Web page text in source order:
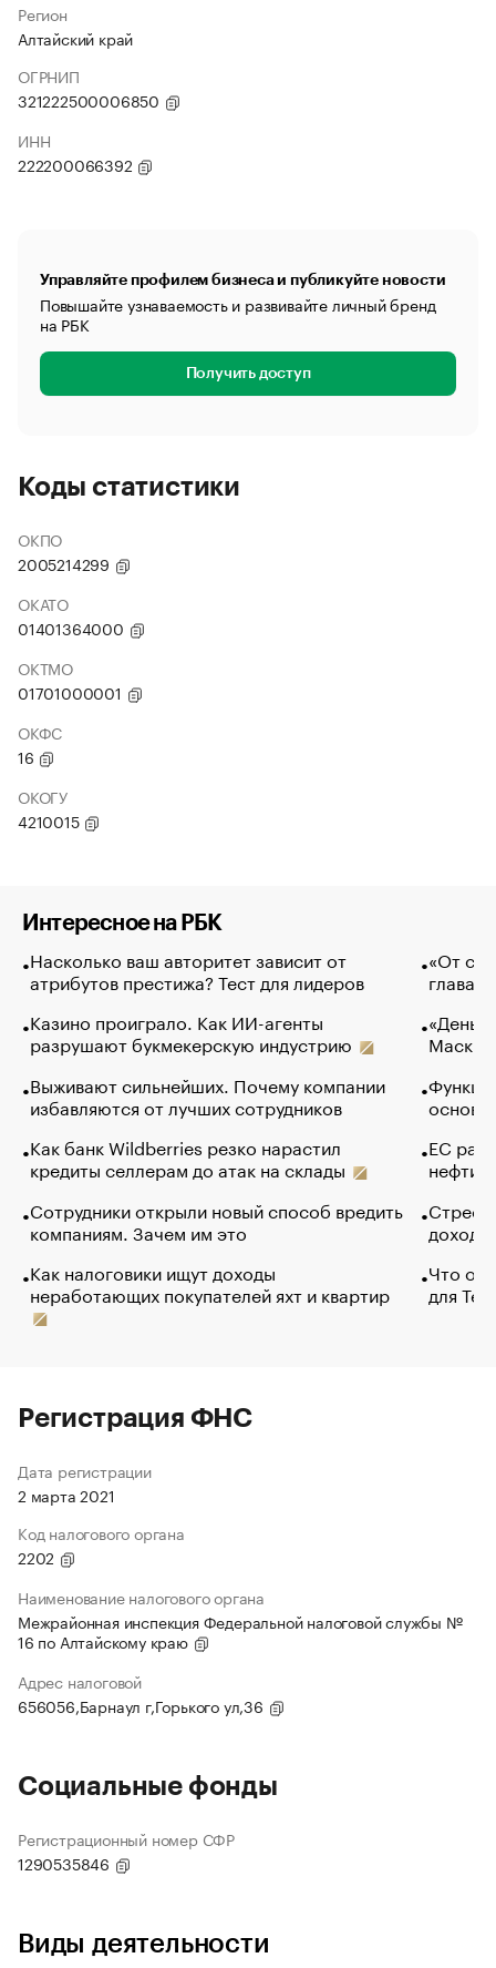
Регион
Алтайский край
ОГРНИП
321222500006850
ИНН
222200066392
Управляйте профилем бизнеса и публикуйте новости
Повышайте узнаваемость и развивайте личный бренд
на РБК
Получить доступ
Коды статистики
ОКПО
2005214299
ОКАТО
01401364000
ОКТМО
01701000001
ОКФС
16
ОКОГУ
4210015
Интересное на РБК
Насколько ваш авторитет зависит от
атрибутов престижа? Тест для лидеров
Казино проиграло. Как ИИ-агенты
разрушают букмекерскую индустрию
Выживают сильнейших. Почему компании
избавляются от лучших сотрудников
Как банк Wildberries резко нарастил
кредиты селлерам до атак на склады
Сотрудники открыли новый способ вредить
компаниям. Зачем им это
Как налоговики ищут доходы
неработающих покупателей яхт и квартир
«От
глава
Маск в
основ
ЕС
нефти
Что
для
Регистрация ФНС
Дата регистрации
2 марта 2021
Код налогового органа
2202
Наименование налогового органа
Межрайонная инспекция Федеральной налоговой службы №
16 по Алтайскому краю
Адрес налоговой
656056,Барнаул г,Горького ул,36
Социальные фонды
Регистрационный номер СФР
1290535846
Виды деятельности